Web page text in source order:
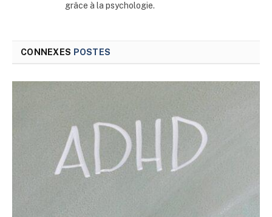
grâce à la psychologie.
CONNEXES POSTES